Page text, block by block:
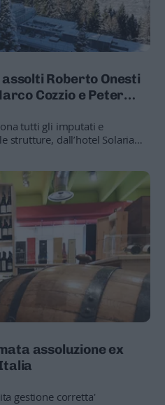
Roberto Onesti
Cozzio e Peter
tutti gli imputati e
strutture, dall’hotel Solaria
assoluzione ex
gestione corretta'